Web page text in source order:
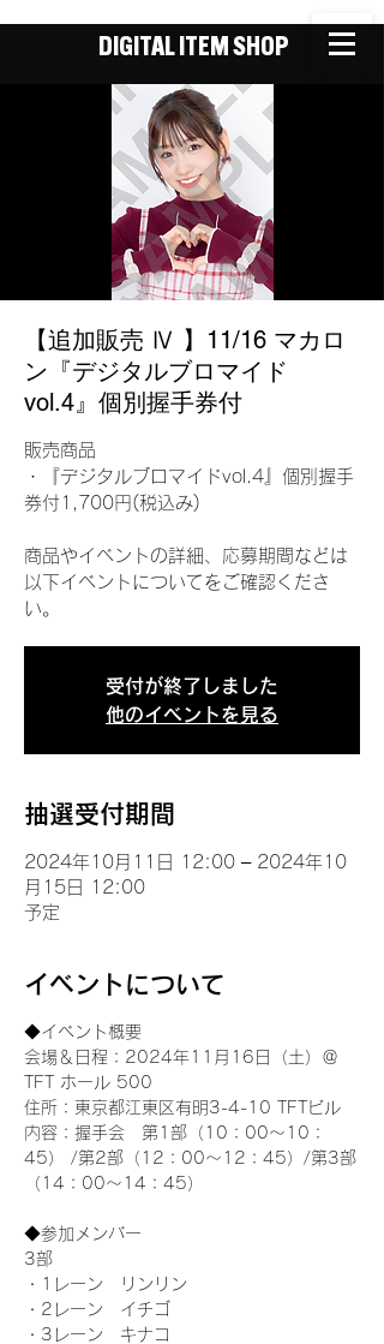
DIGITAL ITEM SHOP
【追加販売 Ⅳ 】11/16 マカロ
ン『デジタルブロマイド
vol.4』個別握手券付
販売商品
・『デジタルブロマイドvol.4』個別握手
券付1,700円(税込み)
商品やイベントの詳細、応募期間などは
以下イベントについてをご確認くださ
い。
受付が終了しました
他のイベントを見る
抽選受付期間
2024年10月11日 12:00 – 2024年10
月15日 12:00
予定
イベントについて
◆イベント概要
会場＆日程：2024年11月16日（土）＠
TFT ホール 500
住所：東京都江東区有明3-4-10 TFTビル
内容：握手会　第1部（10：00～10：
45） /第2部（12：00～12：45）/第3部
（14：00～14：45）
◆参加メンバー
3部
・1レーン　リンリン
・2レーン　イチゴ
・3レーン　キナコ